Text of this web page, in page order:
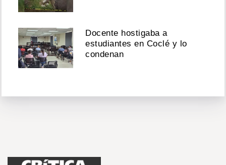
Docente hostigaba a
estudiantes en Coclé y lo
condenan